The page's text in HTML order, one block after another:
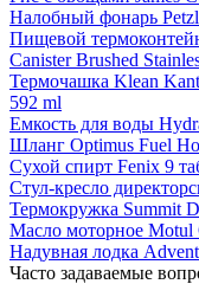
Налобный фонарь
Пищевой
Canister Brushed
Термочашка Klean
592 ml
Емкость для воды
Шланг Optimus Fuel
Сухой спирт Fenix 9
Стул-кресло
Термокружка Summit
Масло моторное Motul
Надувная лодка
Часто задаваемые